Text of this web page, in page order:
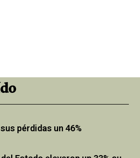
pérdidas un 46%